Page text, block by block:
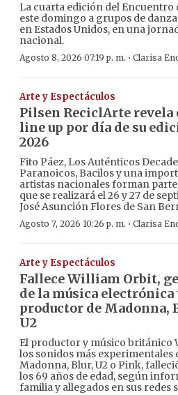
La cuarta edición del
este domingo a grupos de
en Estados Unidos, en una
nacional.
Agosto 8, 2026 07:19 p. m. · Clarisa
Arte y Espectáculos
Pilsen ReciclArte revela
line up por día de su
2026
Fito Páez, Los Auténticos
Paranoicos, Bacilos y una
artistas nacionales forman
que se realizará el 26 y 27 de
José Asunción Flores de San
Agosto 7, 2026 10:26 p. m. · Clarisa
Arte y Espectáculos
Fallece William Orbit,
de la música electrónica
productor de Madonna,
U2
El productor y músico británico
los sonidos más experimentales
Madonna, Blur, U2 o Pink,
los 69 años de edad, según
familia y allegados en sus redes